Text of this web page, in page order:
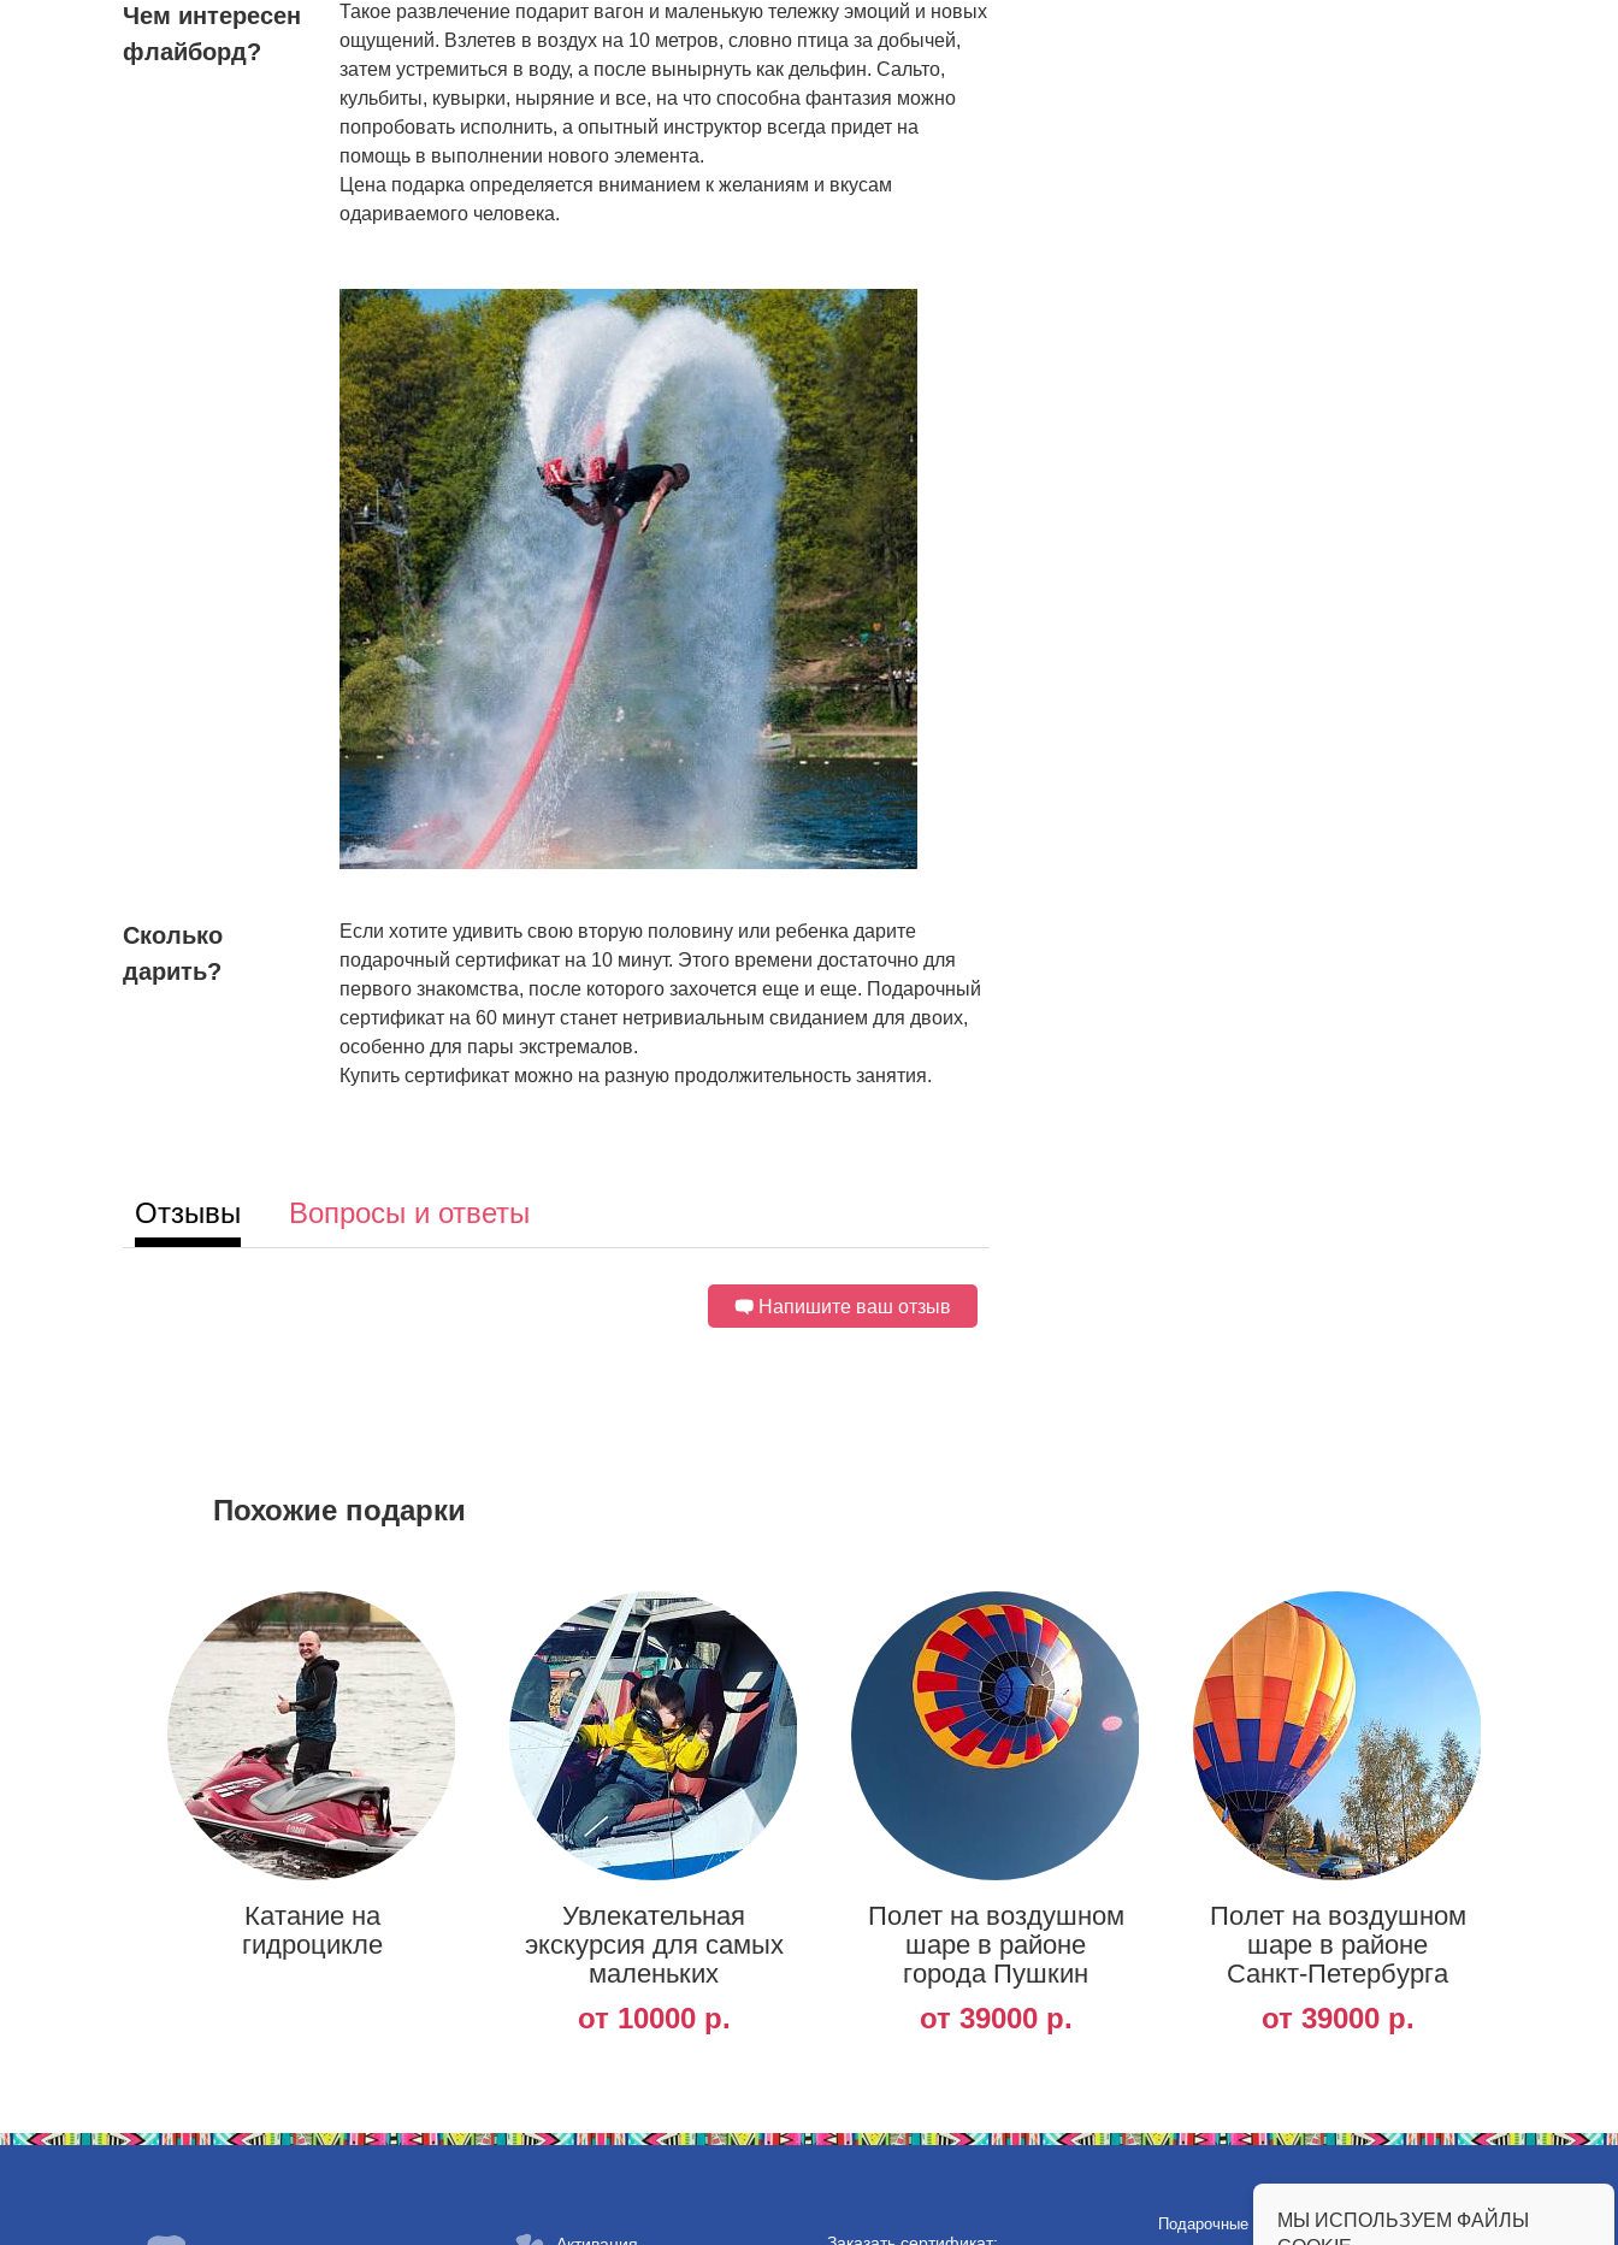
Чем интересен
флайборд?
Такое развлечение подарит вагон и маленькую тележку эмоций и новых
ощущений. Взлетев в воздух на 10 метров, словно птица за добычей,
затем устремиться в воду, а после вынырнуть как дельфин. Сальто,
кульбиты, кувырки, ныряние и все, на что способна фантазия можно
попробовать исполнить, а опытный инструктор всегда придет на
помощь в выполнении нового элемента.
Цена подарка определяется вниманием к желаниям и вкусам
одариваемого человека.
Сколько
дарить?
Если хотите удивить свою вторую половину или ребенка дарите
подарочный сертификат на 10 минут. Этого времени достаточно для
первого знакомства, после которого захочется еще и еще. Подарочный
сертификат на 60 минут станет нетривиальным свиданием для двоих,
особенно для пары экстремалов.
Купить сертификат можно на разную продолжительность занятия.
Отзывы Вопросы и ответы
Напишите ваш отзыв
Похожие подарки
Катание на
гидроцикле
Увлекательная
экскурсия для самых
маленьких
от 10000 р.
Полет на воздушном
шаре в районе
города Пушкин
от 39000 р.
Полет на воздушном
шаре в районе
Санкт-Петербурга
от 39000 р.
Подарочные сертификатыМЫ ИСПОЛЬЗУЕМ ФАЙЛЫ